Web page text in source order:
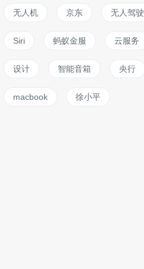
无人机 京东 无人驾驶
Siri 蚂蚁金服 云服务
设计 智能音箱 央行
macbook 徐小平